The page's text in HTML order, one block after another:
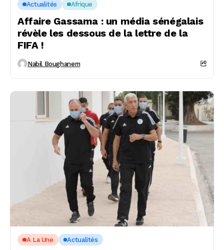
Actualités Afrique
Affaire Gassama : un média sénégalais
révèle les dessous de la lettre de la
FIFA !
Nabil Boughanem
A La Une Actualités